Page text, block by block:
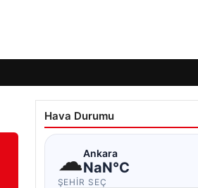
Hava Durumu
☁Ankara
NaN°C
ŞEHIR SEÇ